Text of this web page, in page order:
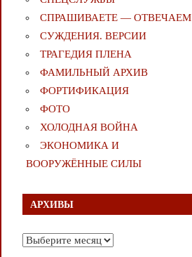
СПРАШИВАЕТЕ — ОТВЕЧАЕМ
СУЖДЕНИЯ. ВЕРСИИ
ТРАГЕДИЯ ПЛЕНА
ФАМИЛЬНЫЙ АРХИВ
ФОРТИФИКАЦИЯ
ФОТО
ХОЛОДНАЯ ВОЙНА
ЭКОНОМИКА И
ВООРУЖЁННЫЕ СИЛЫ
АРХИВЫ
Архивы